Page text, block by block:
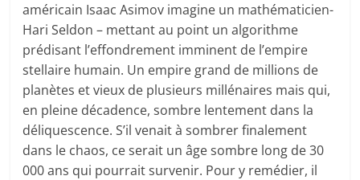
américain Isaac Asimov imagine un mathématicien-
Hari Seldon – mettant au point un algorithme
prédisant l’effondrement imminent de l’empire
stellaire humain. Un empire grand de millions de
planètes et vieux de plusieurs millénaires mais qui,
en pleine décadence, sombre lentement dans la
déliquescence. S’il venait à sombrer finalement
dans le chaos, ce serait un âge sombre long de 30
000 ans qui pourrait survenir. Pour y remédier, il